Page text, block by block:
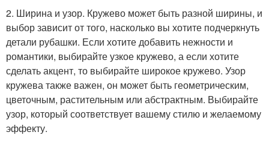
2. Ширина и узор. Кружево может быть разной ширины, и
выбор зависит от того, насколько вы хотите подчеркнуть
детали рубашки. Если хотите добавить нежности и
романтики, выбирайте узкое кружево, а если хотите
сделать акцент, то выбирайте широкое кружево. Узор
кружева также важен, он может быть геометрическим,
цветочным, растительным или абстрактным. Выбирайте
узор, который соответствует вашему стилю и желаемому
эффекту.